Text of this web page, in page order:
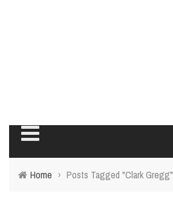
Home › Posts Tagged "Clark Gregg"